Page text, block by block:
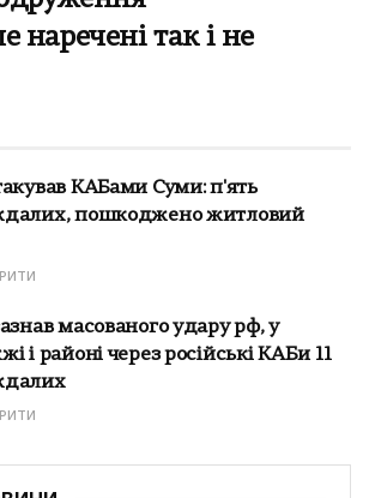
наречені так і не
КАБами Суми: п'ять
пошкоджено житловий
масованого удару рф, у
і районі через російські КАБи 11